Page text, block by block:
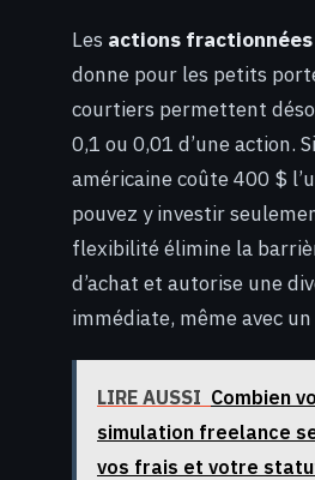
Les actions fractionnées
donne pour les petits
courtiers permettent
0,1 ou 0,01 d’une action.
américaine coûte 400 $
pouvez y investir
flexibilité élimine la
d’achat et autorise une
immédiate, même avec
LIRE AUSSI Combien
simulation freelance
vos frais et votre